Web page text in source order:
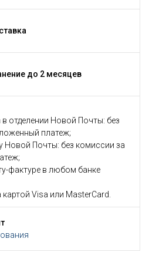
до 2 месяцев
отделении Новой Почты: без
платеж;
Новой Почты: без комиссии за
фактуре в любом банке
Visa или MasterCard.